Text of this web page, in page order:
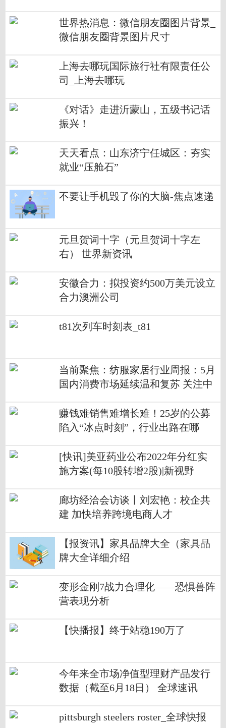
世界热消息：微信朋友圈图片背景_
微信朋友圈背景图片尺寸
上海去哪玩国际旅行社有限责任公
司_上海去哪玩
《对话》走进沂蒙山，五级书记话
振兴！
天天看点：山东济宁任城区：夯实
就业“压舱石”
不要让手机毁了你的大脑-焦点速递
元旦贺词十字（元旦贺词十字左
右） 世界新资讯
安徽合力：拟投资约500万美元设立
合力澳洲公司
t81次列车时刻表_t81
当前聚焦：纺服家居行业周报：5月
国内消费市场延续温和复苏 关注中
赚钱难销售难增长难！25岁的公募
陷入“冰点时刻”，行业出路在哪
[快讯]美亚药业公布2022年分红实
施方案(每10股转增2股)|新视野
廊坊经洽会访谈丨刘宏艳：校企共
建 加快培养跨境电商人才
【报资讯】家具品牌大全（家具品
牌大全详细介绍
变形金刚7战力合理化——恐惧兽阵
营表现分析
【快播报】终于站稳190万了
今年来全市场净值型理财产品发行
数据（截至6月18日） 全球速讯
pittsburgh steelers roster_全球快报